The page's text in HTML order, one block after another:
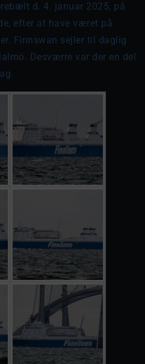
d. 4. januar 2025, på
efter at have været på
Finnswan sejler til daglig
Desværre var der en del